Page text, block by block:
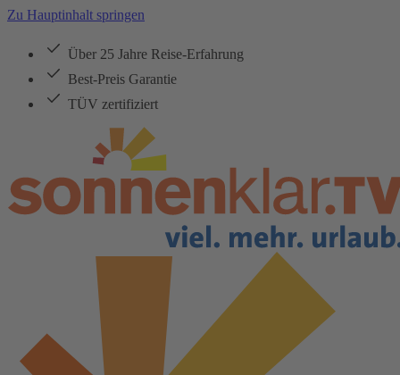
Zu Hauptinhalt springen
Über 25 Jahre Reise-Erfahrung
Best-Preis Garantie
TÜV zertifiziert